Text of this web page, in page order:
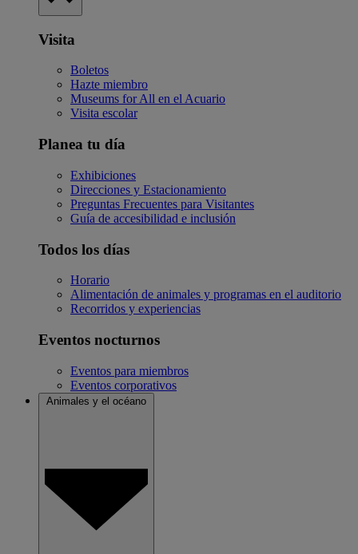
Visita
Boletos
Hazte miembro
Museums for All en el Acuario
Visita escolar
Planea tu día
Exhibiciones
Direcciones y Estacionamiento
Preguntas Frecuentes para Visitantes
Guía de accesibilidad e inclusión
Todos los días
Horario
Alimentación de animales y programas en el auditorio
Recorridos y experiencias
Eventos nocturnos
Eventos para miembros
Eventos corporativos
Animales y el océano